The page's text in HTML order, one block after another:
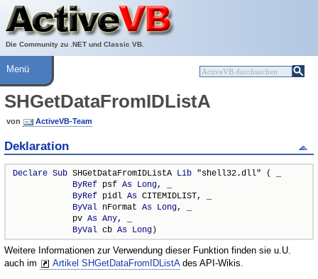
Die Community zu .NET und Classic VB.
Über ActiveVB
Hilfe
Menü
SHGetDataFromIDListA
von ActiveVB-Team
Deklaration
Declare Sub SHGetDataFromIDListA Lib "shell32.dll" ( _
ByRef psf As Long, _
ByRef pidl As CITEMIDLIST, _
ByVal nFormat As Long, _
            pv
As Any, _
ByVal cb As Long)
Weitere Informationen zur Verwendung dieser Funktion finden sie u.U.
auch im
Artikel SHGetDataFromIDListAdes API-Wikis.